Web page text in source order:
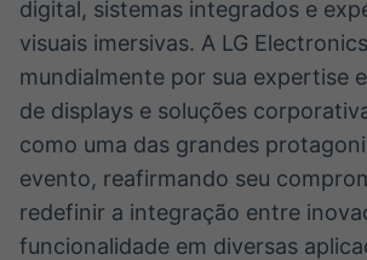
digital, sistemas integrados e
visuais imersivas. A LG
mundialmente por sua expertise
de displays e soluções
como uma das grandes
evento, reafirmando seu
redefinir a integração entre
funcionalidade em diversas